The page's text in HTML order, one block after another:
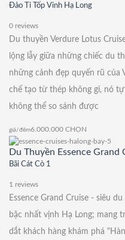
Đảo Ti Tốp Vinh Hạ Long
0 reviews
Du thuyền Verdure Lotus
lộng lẫy giữa những chiếc du
những cảnh đẹp quyến rũ của
chế tạo từ thép không gỉ, nó
không thể so sánh được
giá/đêm6.000.000 CHỌN
Du Thuyền Essence Grand
Bãi Cát Cò 1
1 reviews
Essence Grand Cruise - siêu
bậc nhất vịnh Hạ Long; mang
dắt khách hàng khám phá